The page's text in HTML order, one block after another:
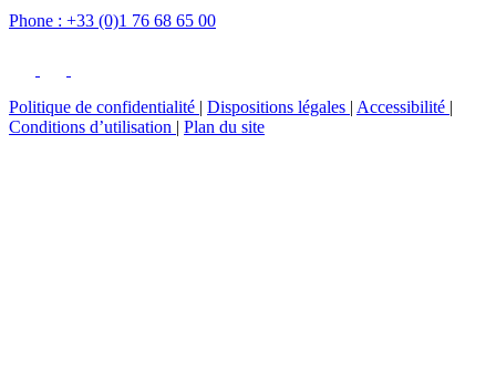
Phone : +33 (0)1 76 68 65 00
Politique de confidentialité | Dispositions légales | Accessibilité |
Conditions d’utilisation | Plan du site